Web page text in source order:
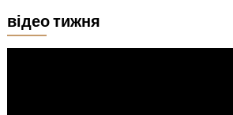
відео тижня